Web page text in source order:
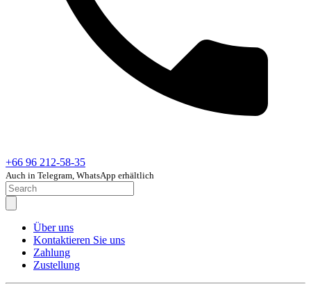
+66 96 212-58-35
Auch in Telegram, WhatsApp erhältlich
Über uns
Kontaktieren Sie uns
Zahlung
Zustellung